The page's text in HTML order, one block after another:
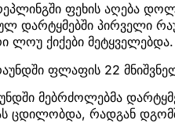
ფეხის აღება
დარტყმებში პირველი
ლოუ ქიქები მეტყველებდა.
ფლაფის 22
მებრძოლებმა
ცდილობდა, რადგან